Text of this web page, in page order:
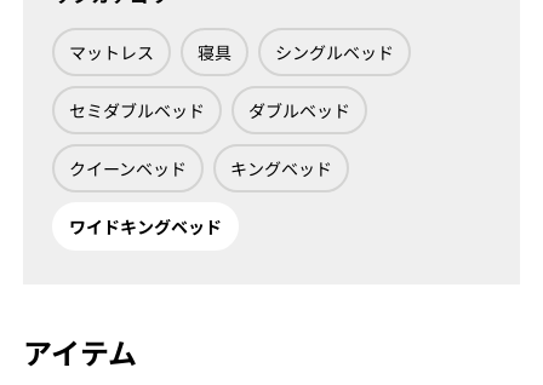
マットレス 寝具 シングルベッド
セミダブルベッド ダブルベッド
クイーンベッド キングベッド
ワイドキングベッド
アイテム